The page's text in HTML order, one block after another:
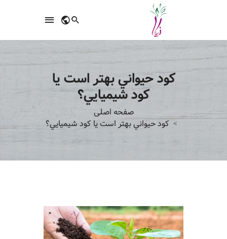
کود حيواني بهتر است يا
کود شيميايي؟
صفحه اصلی
کود حيواني بهتر است يا کود شيميايي؟